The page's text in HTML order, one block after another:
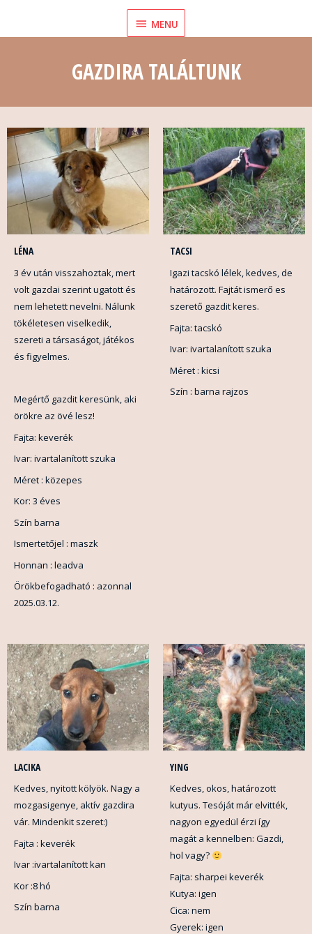
MENU
MENU
GAZDIRA TALÁLTUNK
LÉNA
3 év után visszahoztak, mert
volt gazdai szerint ugatott és
nem lehetett nevelni. Nálunk
tökéletesen viselkedik,
szereti a társaságot, játékos
és figyelmes.
Megértő gazdit keresünk, aki
örökre az övé lesz!
Fajta: keverék
Ivar: ivartalanított szuka
Méret : közepes
Kor: 3 éves
Szín barna
Ismertetőjel : maszk
Honnan : leadva
Örökbefogadható : azonnal
2025.03.12.
TACSI
Igazi tacskó lélek, kedves, de
határozott. Fajtát ismerő es
szerető gazdit keres.
Fajta: tacskó
Ivar: ivartalanított szuka
Méret : kicsi
Szín : barna rajzos
LACIKA
Kedves, nyitott kölyök. Nagy a
mozgasigenye, aktív gazdira
vár. Mindenkit szeret:)
Fajta : keverék
Ivar :ivartalanított kan
Kor :8 hó
Szín barna
YING
Kedves, okos, határozott
kutyus. Tesóját már elvitték,
nagyon egyedül érzi így
magát a kennelben: Gazdi,
hol vagy?
Fajta: sharpei keverék
Kutya: igen
Cica: nem
Gyerek: igen